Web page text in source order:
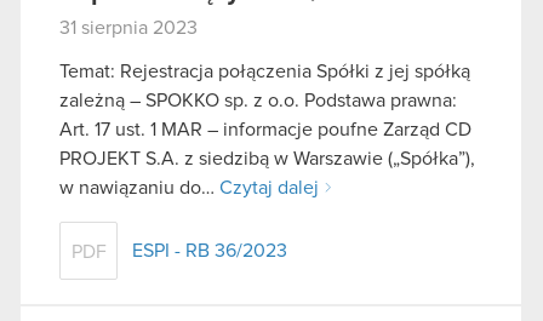
31 sierpnia 2023
Temat: Rejestracja połączenia Spółki z jej spółką
zależną – SPOKKO sp. z o.o. Podstawa prawna:
Art. 17 ust. 1 MAR – informacje poufne Zarząd CD
PROJEKT S.A. z siedzibą w Warszawie („Spółka”),
w nawiązaniu do… Czytaj dalej
PDF ESPI - RB 36/2023